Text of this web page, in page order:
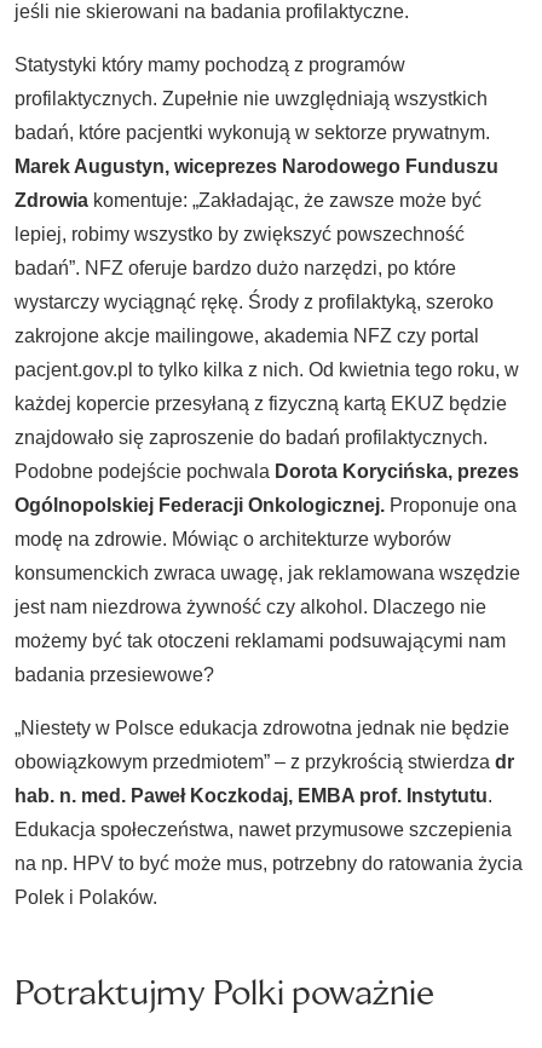
jeśli nie skierowani na badania profilaktyczne.
Statystyki który mamy pochodzą z programów
profilaktycznych. Zupełnie nie uwzględniają wszystkich
badań, które pacjentki wykonują w sektorze prywatnym.
Marek Augustyn, wiceprezes Narodowego Funduszu
Zdrowia komentuje: „Zakładając, że zawsze może być
lepiej, robimy wszystko by zwiększyć powszechność
badań”. NFZ oferuje bardzo dużo narzędzi, po które
wystarczy wyciągnąć rękę. Środy z profilaktyką, szeroko
zakrojone akcje mailingowe, akademia NFZ czy portal
pacjent.gov.pl to tylko kilka z nich. Od kwietnia tego roku, w
każdej kopercie przesyłaną z fizyczną kartą EKUZ będzie
znajdowało się zaproszenie do badań profilaktycznych.
Podobne podejście pochwala Dorota Korycińska, prezes
Ogólnopolskiej Federacji Onkologicznej. Proponuje ona
modę na zdrowie. Mówiąc o architekturze wyborów
konsumenckich zwraca uwagę, jak reklamowana wszędzie
jest nam niezdrowa żywność czy alkohol. Dlaczego nie
możemy być tak otoczeni reklamami podsuwającymi nam
badania przesiewowe?
„Niestety w Polsce edukacja zdrowotna jednak nie będzie
obowiązkowym przedmiotem” – z przykrością stwierdza dr
hab. n. med. Paweł Koczkodaj, EMBA prof. Instytutu.
Edukacja społeczeństwa, nawet przymusowe szczepienia
na np. HPV to być może mus, potrzebny do ratowania życia
Polek i Polaków.
Potraktujmy Polki poważnie